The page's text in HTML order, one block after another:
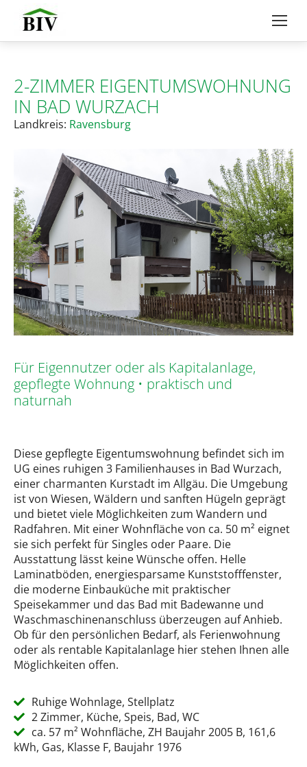
2-ZIMMER EIGENTUMSWOHNUNG
IN BAD WURZACH
Landkreis: Ravensburg
Für Eigennutzer oder als Kapitalanlage,
gepflegte Wohnung • praktisch und
naturnah
Diese gepflegte Eigentumswohnung befindet sich im
UG eines ruhigen 3 Familienhauses in Bad Wurzach,
einer charmanten Kurstadt im Allgäu. Die Umgebung
ist von Wiesen, Wäldern und sanften Hügeln geprägt
und bietet viele Möglichkeiten zum Wandern und
Radfahren. Mit einer Wohnfläche von ca. 50 m² eignet
sie sich perfekt für Singles oder Paare. Die
Ausstattung lässt keine Wünsche offen. Helle
Laminatböden, energiesparsame Kunststofffenster,
die moderne Einbauküche mit praktischer
Speisekammer und das Bad mit Badewanne und
Waschmaschinenanschluss überzeugen auf Anhieb.
Ob für den persönlichen Bedarf, als Ferienwohnung
oder als rentable Kapitalanlage hier stehen Ihnen alle
Möglichkeiten offen.
Ruhige Wohnlage, Stellplatz
2 Zimmer, Küche, Speis, Bad, WC
ca. 57 m² Wohnfläche, ZH Baujahr 2005 B, 161,6
kWh, Gas, Klasse F, Baujahr 1976